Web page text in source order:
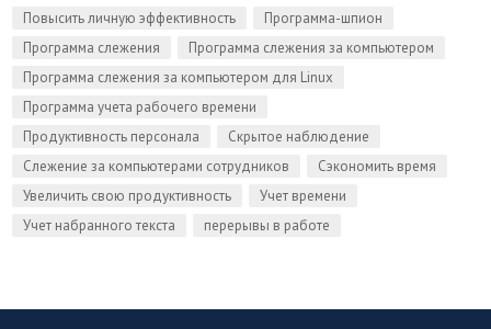
Повысить личную эффективность
Программа-шпион
Программа слежения
Программа слежения за компьютером
Программа слежения за компьютером для Linux
Программа учета рабочего времени
Продуктивность персонала
Скрытое наблюдение
Слежение за компьютерами сотрудников
Сэкономить время
Увеличить свою продуктивность
Учет времени
Учет набранного текста
перерывы в работе